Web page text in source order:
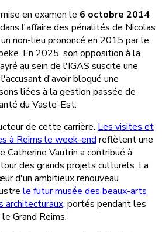
en examen le 6 octobre 2014
l'affaire des pénalités de Nicolas
non-lieu prononcé en 2015 par le
En 2025, son opposition à la
au sein de l'IGAS suscite une
d'avoir bloqué une
liées à la gestion passée de
du Vaste-Est.
de cette carrière. Les visites et
à Reims le week-end reflètent une
Catherine Vautrin a contribué à
des grands projets culturels. La
d'un ambitieux renouveau
le futur musée des beaux-arts
architecturaux, portés pendant les
Grand Reims.